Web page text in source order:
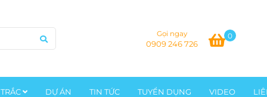
Gọi ngay
0909 246 726
0
DỰ ÁN TIN TỨC TUYỂN DỤNG VIDEO